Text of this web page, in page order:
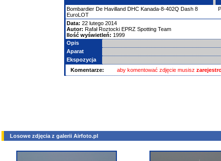
Bombardier De Havilland DHC Kanada-8-402Q Dash 8
EuroLOT
Data: 22 lutego 2014
Autor: Rafał Roztocki EPRZ Spotting Team
Ilość wyświetleń: 1999
Opis
Aparat
Ekspozycja
Komentarze:
aby komentować zdjęcie musisz
Losowe zdjęcia z galerii Airfoto.pl